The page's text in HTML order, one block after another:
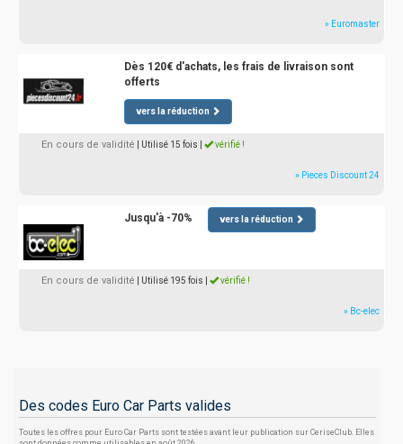
» Euromaster
Dès 120€ d'achats, les frais de livraison sont
offerts
vers la réduction
En cours de validité | Utilisé 15 fois vérifié !
» Pieces Discount 24
Jusqu'à -70% vers la réduction
En cours de validité | Utilisé 195 fois vérifié !
» Bc-elec
Des codes Euro Car Parts valides
Toutes les offres pour Euro Car Parts sont testées avant leur publication sur CeriseClub. Elles